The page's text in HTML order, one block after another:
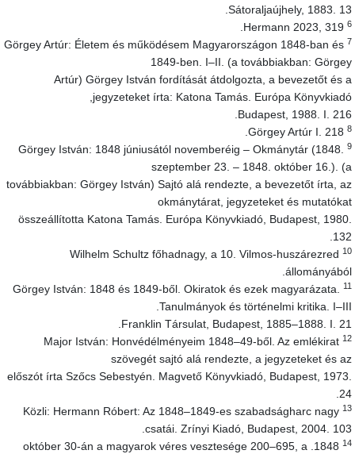
Sátoraljaújhely, 1883.
Hermann 2023, 319.
Görgey Artúr: Életem és működésem Magyarországon 1848-ban és
1849-ben. I–II. (a továbbiakban:
Artúr) Görgey István fordítását átdolgozta, a bevezetőt és
jegyzeteket írta: Katona Tamás. Európa
Budapest, 1988. I.
Görgey Artúr I. 218.
Görgey István: 1848 júniusától novemberéig – Okmánytár (1848.
szeptember 23. – 1848. október 16.).
továbbiakban: Görgey István) Sajtó alá rendezte, a bevezetőt írta,
okmánytárat, jegyzeteket és
összeállította Katona Tamás. Európa Könyvkiadó, Budapest,
Wilhelm Schultz főhadnagy, a 10. Vilmos-huszárezred
Görgey István: 1848 és 1849-ből. Okiratok és ezek magyarázata.
Tanulmányok és történelmi kritika.
Franklin Társulat, Budapest, 1885–1888. I.
Major István: Honvédélményeim 1848–49-ből. Az emlékirat
szövegét sajtó alá rendezte, a jegyzeteket és
előszót írta Szőcs Sebestyén. Magvető Könyvkiadó, Budapest,
Közli: Hermann Róbert: Az 1848–1849-es szabadságharc nagy
csatái. Zrínyi Kiadó, Budapest, 2004.
1848. október 30-án a magyarok véres vesztesége 200–695, a